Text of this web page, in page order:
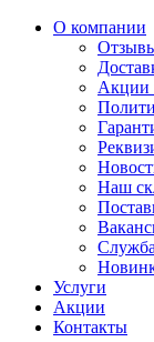
О компании
Акции
Наш
Услуги
Акции
Контакты